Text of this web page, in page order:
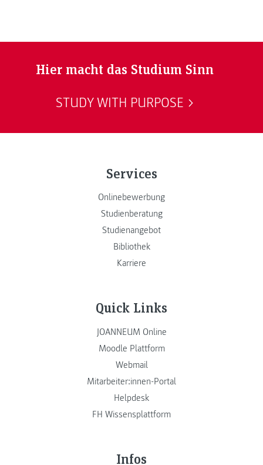
Hier macht das Studium Sinn
STUDY WITH PURPOSE
Services
Onlinebewerbung
Studienberatung
Studienangebot
Bibliothek
Karriere
Quick Links
JOANNEUM Online
Moodle Plattform
Webmail
Mitarbeiter:innen-Portal
Helpdesk
FH Wissensplattform
Infos